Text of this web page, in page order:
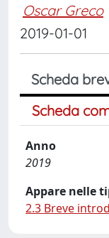
Oscar Greco
2019-01-01
Scheda
Scheda
Anno
2019
Appare nelle
2.3 Breve